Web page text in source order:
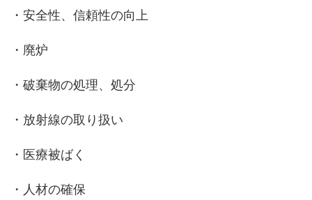
・安全性、信頼性の向上
・廃炉
・破棄物の処理、処分
・放射線の取り扱い
・医療被ばく
・人材の確保